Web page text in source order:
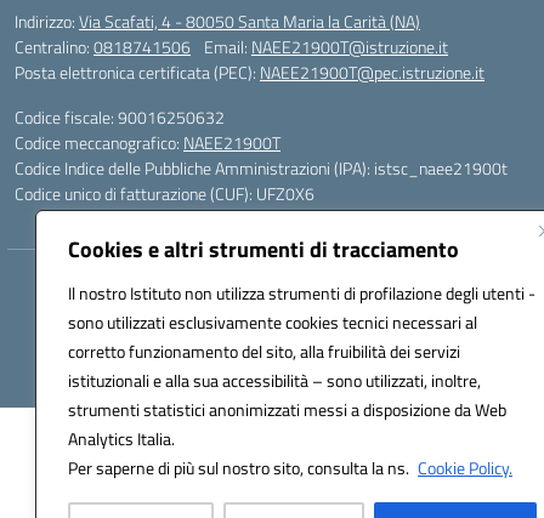
Cookies e altri strumenti di tracciamento
Il nostro Istituto non utilizza strumenti di profilazione degli utenti -
sono utilizzati esclusivamente cookies tecnici necessari al
corretto funzionamento del sito, alla fruibilità dei servizi
istituzionali e alla sua accessibilità – sono utilizzati, inoltre,
strumenti statistici anonimizzati messi a disposizione da Web
Analytics Italia.
Per saperne di più sul nostro sito, consulta la ns. Cookie Policy.
Indirizzo:Via Scafati, 4 - 80050 Santa Maria la Carità (NA)
Centralino:0818741506 Email: NAEE21900T@istruzione.it
Posta elettronica certificata (PEC): NAEE21900T@pec.istruzione.it
Codice fiscale: 90016250632
Codice meccanografico: NAEE21900T
Codice Indice delle Pubbliche Amministrazioni (IPA): istsc_naee21900t
Codice unico di fatturazione (CUF): UFZ0X6
Hosting & Powered by 3D Solution S.r.l.
Concept & Design by Designers Italia